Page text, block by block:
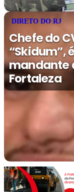
DIRETO DO RJ
Chefe do
“Skidum”,
mandante
Fortaleza